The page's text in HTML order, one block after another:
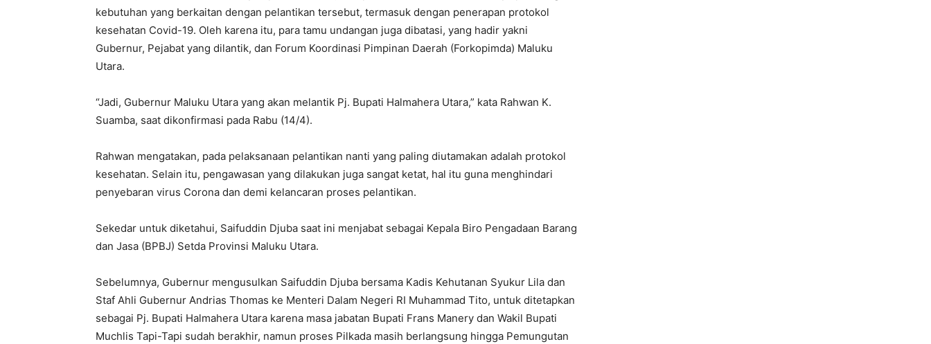
kebutuhan yang berkaitan dengan pelantikan tersebut, termasuk dengan penerapan protokol
kesehatan Covid-19. Oleh karena itu, para tamu undangan juga dibatasi, yang hadir yakni
Gubernur, Pejabat yang dilantik, dan Forum Koordinasi Pimpinan Daerah (Forkopimda) Maluku
Utara.
“Jadi, Gubernur Maluku Utara yang akan melantik Pj. Bupati Halmahera Utara,” kata Rahwan K.
Suamba, saat dikonfirmasi pada Rabu (14/4).
Rahwan mengatakan, pada pelaksanaan pelantikan nanti yang paling diutamakan adalah protokol
kesehatan. Selain itu, pengawasan yang dilakukan juga sangat ketat, hal itu guna menghindari
penyebaran virus Corona dan demi kelancaran proses pelantikan.
Sekedar untuk diketahui, Saifuddin Djuba saat ini menjabat sebagai Kepala Biro Pengadaan Barang
dan Jasa (BPBJ) Setda Provinsi Maluku Utara.
Sebelumnya, Gubernur mengusulkan Saifuddin Djuba bersama Kadis Kehutanan Syukur Lila dan
Staf Ahli Gubernur Andrias Thomas ke Menteri Dalam Negeri RI Muhammad Tito, untuk ditetapkan
sebagai Pj. Bupati Halmahera Utara karena masa jabatan Bupati Frans Manery dan Wakil Bupati
Muchlis Tapi-Tapi sudah berakhir, namun proses Pilkada masih berlangsung hingga Pemungutan